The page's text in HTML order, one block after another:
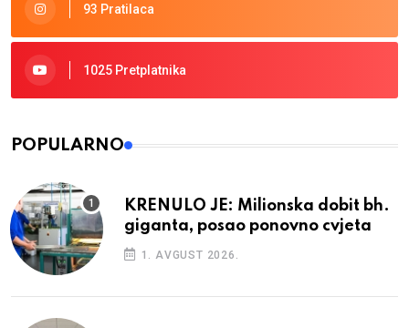
93 Pratilaca
1025 Pretplatnika
POPULARNO
KRENULO JE: Milionska dobit bh.
giganta, posao ponovno cvjeta
1. AVGUST 2026.